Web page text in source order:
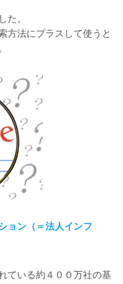
た。
方法にプラスして使うと
ョン（＝法人インフ
ている約４００万社の基